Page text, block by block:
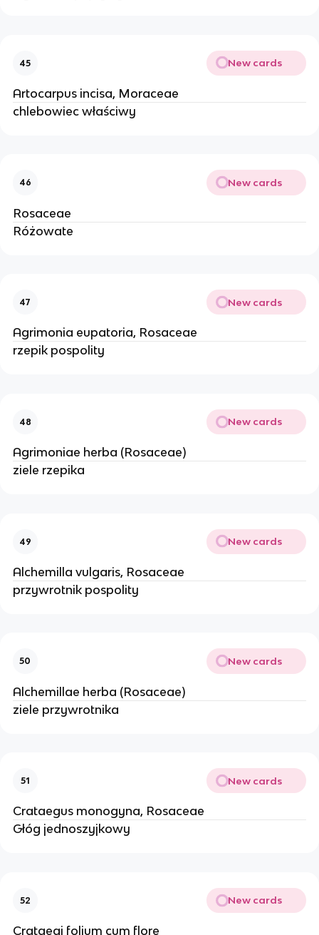
45 New cards
Artocarpus incisa, Moraceae
chlebowiec właściwy
46 New cards
Rosaceae
Różowate
47 New cards
Agrimonia eupatoria, Rosaceae
rzepik pospolity
48 New cards
Agrimoniae herba (Rosaceae)
ziele rzepika
49 New cards
Alchemilla vulgaris, Rosaceae
przywrotnik pospolity
50 New cards
Alchemillae herba (Rosaceae)
ziele przywrotnika
51 New cards
Crataegus monogyna, Rosaceae
Głóg jednoszyjkowy
52 New cards
Crataegi folium cum flore